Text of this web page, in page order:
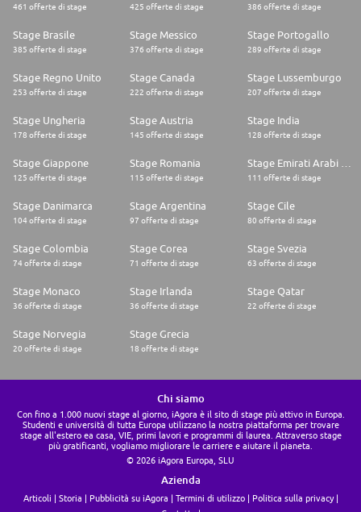
461 offerte di stage 425 offerte di stage 386 offerte di stage
Stage Brasile
385 offerte di stage
Stage Messico
376 offerte di stage
Stage Portogallo
289 offerte di stage
Stage Regno Unito
253 offerte di stage
Stage Canada
222 offerte di stage
Stage Lussemburgo
207 offerte di stage
Stage Ungheria
178 offerte di stage
Stage Austria
145 offerte di stage
Stage India
128 offerte di stage
Stage Giappone
125 offerte di stage
Stage Romania
115 offerte di stage 111 offerte di stage
Stage Danimarca
104 offerte di stage
Stage Argentina
97 offerte di stage
Stage Cile
80 offerte di stage
Stage Colombia
74 offerte di stage
Stage Corea
71 offerte di stage
Stage Svezia
63 offerte di stage
Stage Monaco
36 offerte di stage
Stage Irlanda
36 offerte di stage
Stage Qatar
22 offerte di stage
Stage Norvegia
20 offerte di stage
Stage Grecia
18 offerte di stage
Chi siamo
Con fino a 1.000 nuovi stage al giorno, iAgora è il sito di stage più attivo in Europa.
Studenti e università di tutta Europa utilizzano la nostra piattaforma per trovare
stage all'estero ea casa, VIE, primi lavori e programmi di laurea. Attraverso stage
più gratificanti, vogliamo migliorare le carriere e aiutare il pianeta.
© 2026 iAgora Europa, SLU
Azienda
Articoli Storia Pubblicità su iAgora Termini di utilizzo
Politica sulla privacy